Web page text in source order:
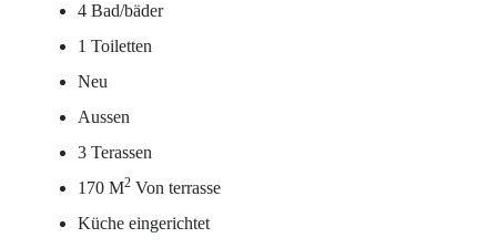
4 Bad/bäder
1 Toiletten
Neu
Aussen
3 Terassen
170 M2 Von terrasse
Küche eingerichtet